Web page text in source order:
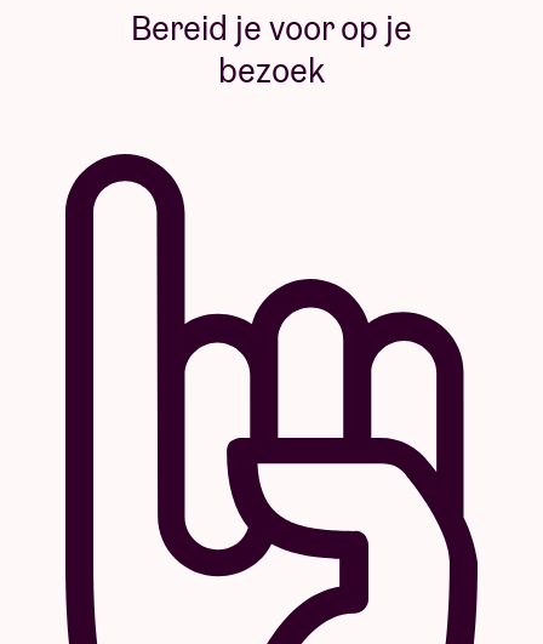
Bereid je voor op je
bezoek